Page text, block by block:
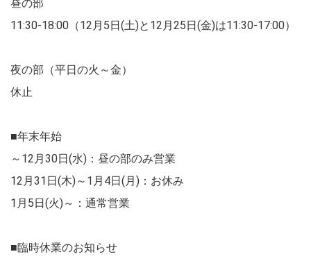
昼の部
11:30-18:00（12月5日(土)と12月25日(金)は11:30-17:00）
夜の部（平日の火～金）
休止
■年末年始
～12月30日(水)：昼の部のみ営業
12月31日(木)～1月4日(月)：お休み
1月5日(火)～：通常営業
■臨時休業のお知らせ